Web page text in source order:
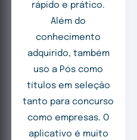
rápido e prático.
Além do
conhecimento
adquirido, também
uso a Pós como
títulos em seleção
tanto para concurso
como empresas. O
aplicativo é muito